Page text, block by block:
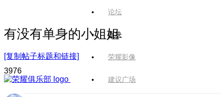
论坛
版块
荣耀影像
建议广场
有没有单身的小姐姐
[复制帖子标题和链接]
3976